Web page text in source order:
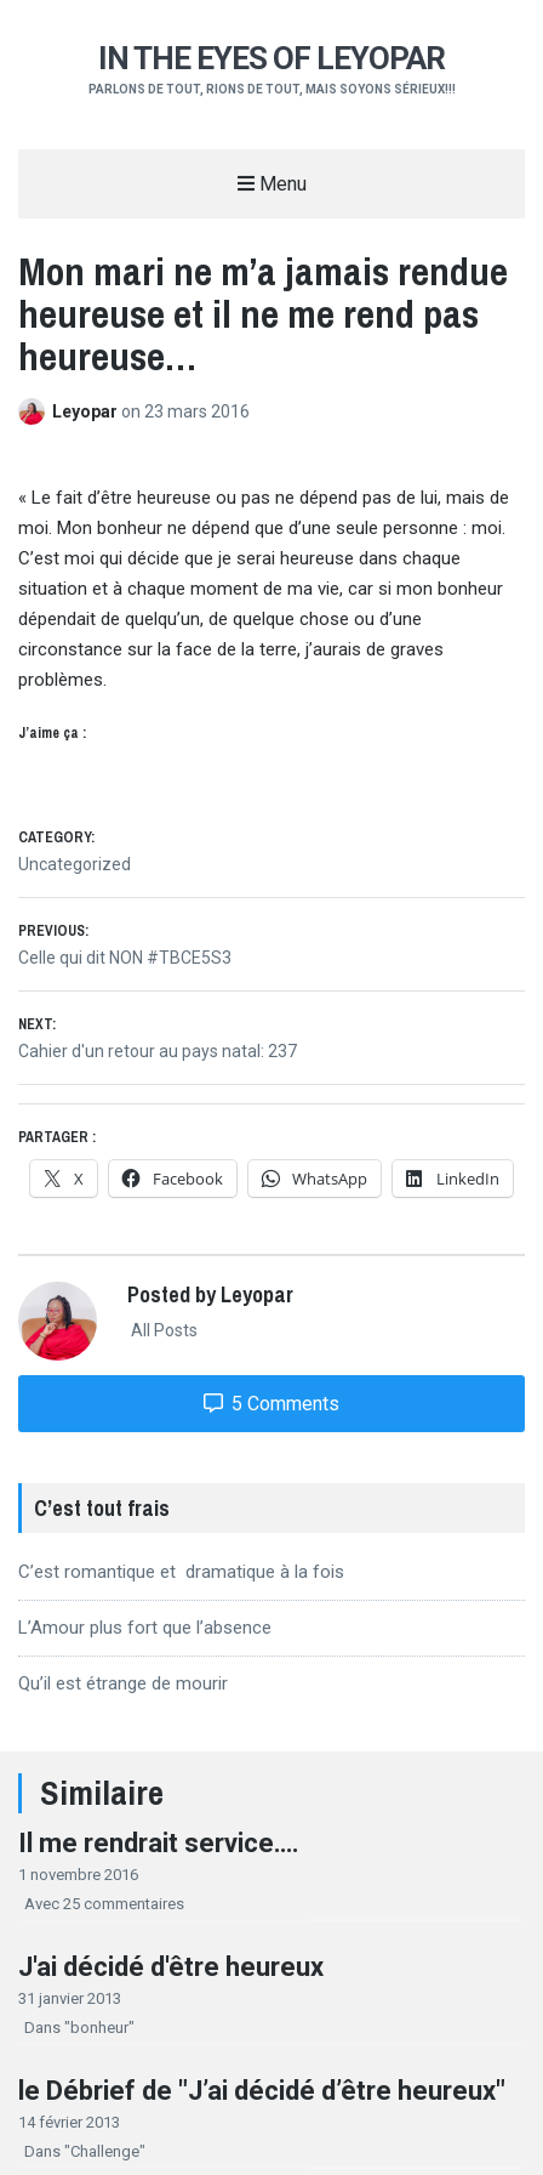
IN THE EYES OF LEYOPAR
PARLONS DE TOUT, RIONS DE TOUT, MAIS SOYONS SÉRIEUX!!!
Menu
Mon mari ne m’a jamais rendue
heureuse et il ne me rend pas
heureuse…
Leyopar on 23 mars 2016
« Le fait d’être heureuse ou pas ne dépend pas de lui, mais de
moi. Mon bonheur ne dépend que d’une seule personne : moi.
C’est moi qui décide que je serai heureuse dans chaque
situation et à chaque moment de ma vie, car si mon bonheur
dépendait de quelqu’un, de quelque chose ou d’une
circonstance sur la face de la terre, j’aurais de graves
problèmes.
J’aime ça :
CATEGORY:
Uncategorized
Navigation
de
l’article
PREVIOUS:
Previous
Celle qui dit NON #TBCE5S3
NEXT:
Next
Cahier d'un retour au pays natal: 237
PARTAGER :
X Facebook WhatsApp LinkedIn
Posted by Leyopar
All Posts
5 Comments
C’est tout frais
C’est romantique et dramatique à la fois
L’Amour plus fort que l’absence
Qu’il est étrange de mourir
Similaire
Il me rendrait service….
1 novembre 2016
Avec 25 commentaires
J'ai décidé d'être heureux
31 janvier 2013
Dans "bonheur"
le Débrief de "J’ai décidé d’être heureux"
14 février 2013
Dans "Challenge"